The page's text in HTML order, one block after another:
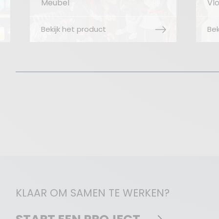
Bekijk het product
KLAAR OM SAMEN TE WERKEN?